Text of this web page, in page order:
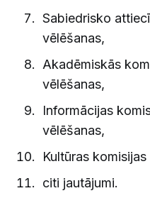
Sabiedrisko
vēlēšanas,
Akadēmiskās
vēlēšanas,
Informācijas
vēlēšanas,
Kultūras
citi jautājumi.